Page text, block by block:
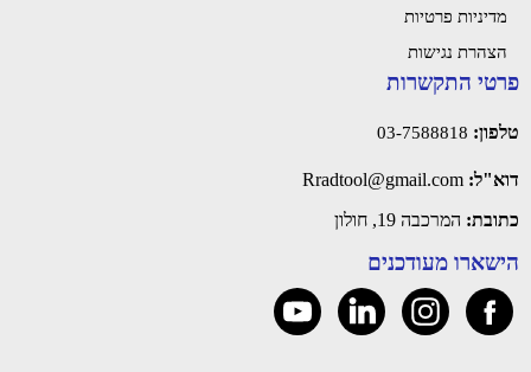
מדיניות פרטיות
הצהרת נגישות
פרטי התקשרות
טלפון: 03-7588818
דוא"ל:‫Rradtool@gmail.com‬
כתובת:המרכבה 19, חולון
הישארו מעודכנים